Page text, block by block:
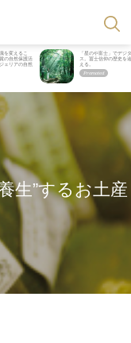
を変えるこ
の自然保護活
ェリアの自然
「星のや富士」でデジ
ス。冨士信仰の歴史を
える。
生”するお土産